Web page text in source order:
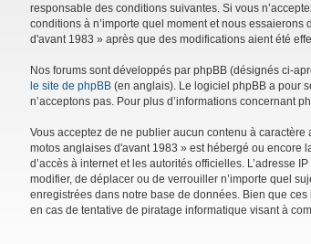
responsable des conditions suivantes. Si vous
conditions à n’importe quel moment et nous
d'avant 1983 » après que des modifications aient été
Nos forums sont développés par phpBB (désignés ci-
le site de phpBB (en anglais). Le logiciel phpBB a pour
n’acceptons pas. Pour plus d’informations concernant
Vous acceptez de ne publier aucun contenu à
motos anglaises d'avant 1983 » est hébergé ou encore
d’accès à internet et les autorités officielles. L’adresse
modifier, de déplacer ou de verrouiller n’importe quel
enregistrées dans notre base de données. Bien que
en cas de tentative de piratage informatique visant à